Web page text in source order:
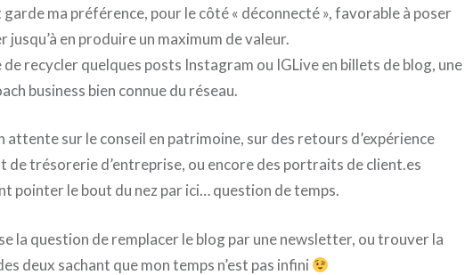
garde ma préférence, pour le côté « déconnecté », favorable à poser
jusqu’à en produire un maximum de valeur.
de recycler quelques posts Instagram ou IGLive en billets de blog, une
business bien connue du réseau.
attente sur le conseil en patrimoine, sur des retours d’expérience
de trésorerie d’entreprise, ou encore des portraits de client.es
pointer le bout du nez par ici… question de temps.
la question de remplacer le blog par une newsletter, ou trouver la
deux sachant que mon temps n’est pas infini